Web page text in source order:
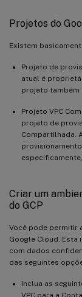
Projetos do
Existem
Projeto de
atual é
projeto também
Projeto VPC
projeto de
Compartilhada.
Criar um
do GCP
Você pode permitir
Google Cloud.
com dados
das seguintes
Inclua as
VPC para a